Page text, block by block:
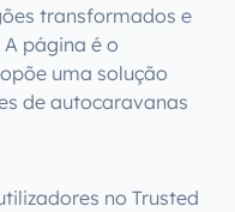
transformados e
página é o
uma solução
de autocaravanas
no Trusted